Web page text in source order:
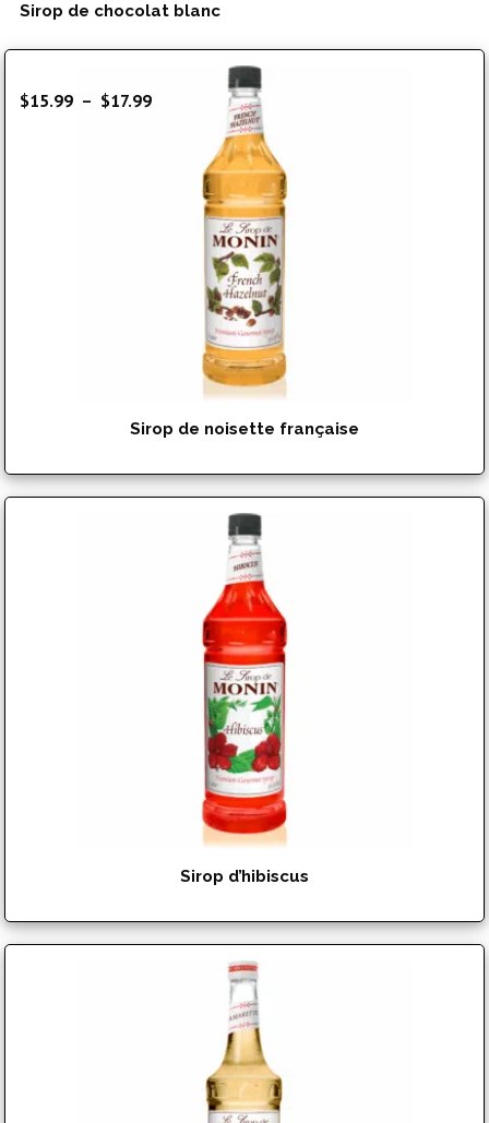
Sirop de chocolat blanc
$15.99 – $17.99Plage
$15.99
Sirop de noisette française
Sirop d’hibiscus